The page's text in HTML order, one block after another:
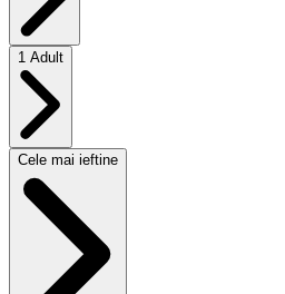
1 Adult
Cele mai ieftine